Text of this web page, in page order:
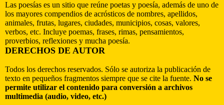
Las poesías es un sitio que reúne poetas y poesía, además de uno de
los mayores compendios de acrósticos de nombres, apellidos,
animales, frutas, lugares, ciudades, municipios, cosas, valores,
verbos, etc. Incluye poemas, frases, rimas, pensamientos,
proverbios, reflexiones y mucha poesía.
DERECHOS DE AUTOR
Todos los derechos reservados. Sólo se autoriza la publicación de
texto en pequeños fragmentos siempre que se cite la fuente. No se
permite utilizar el contenido para conversión a archivos
multimedia (audio, video, etc.)